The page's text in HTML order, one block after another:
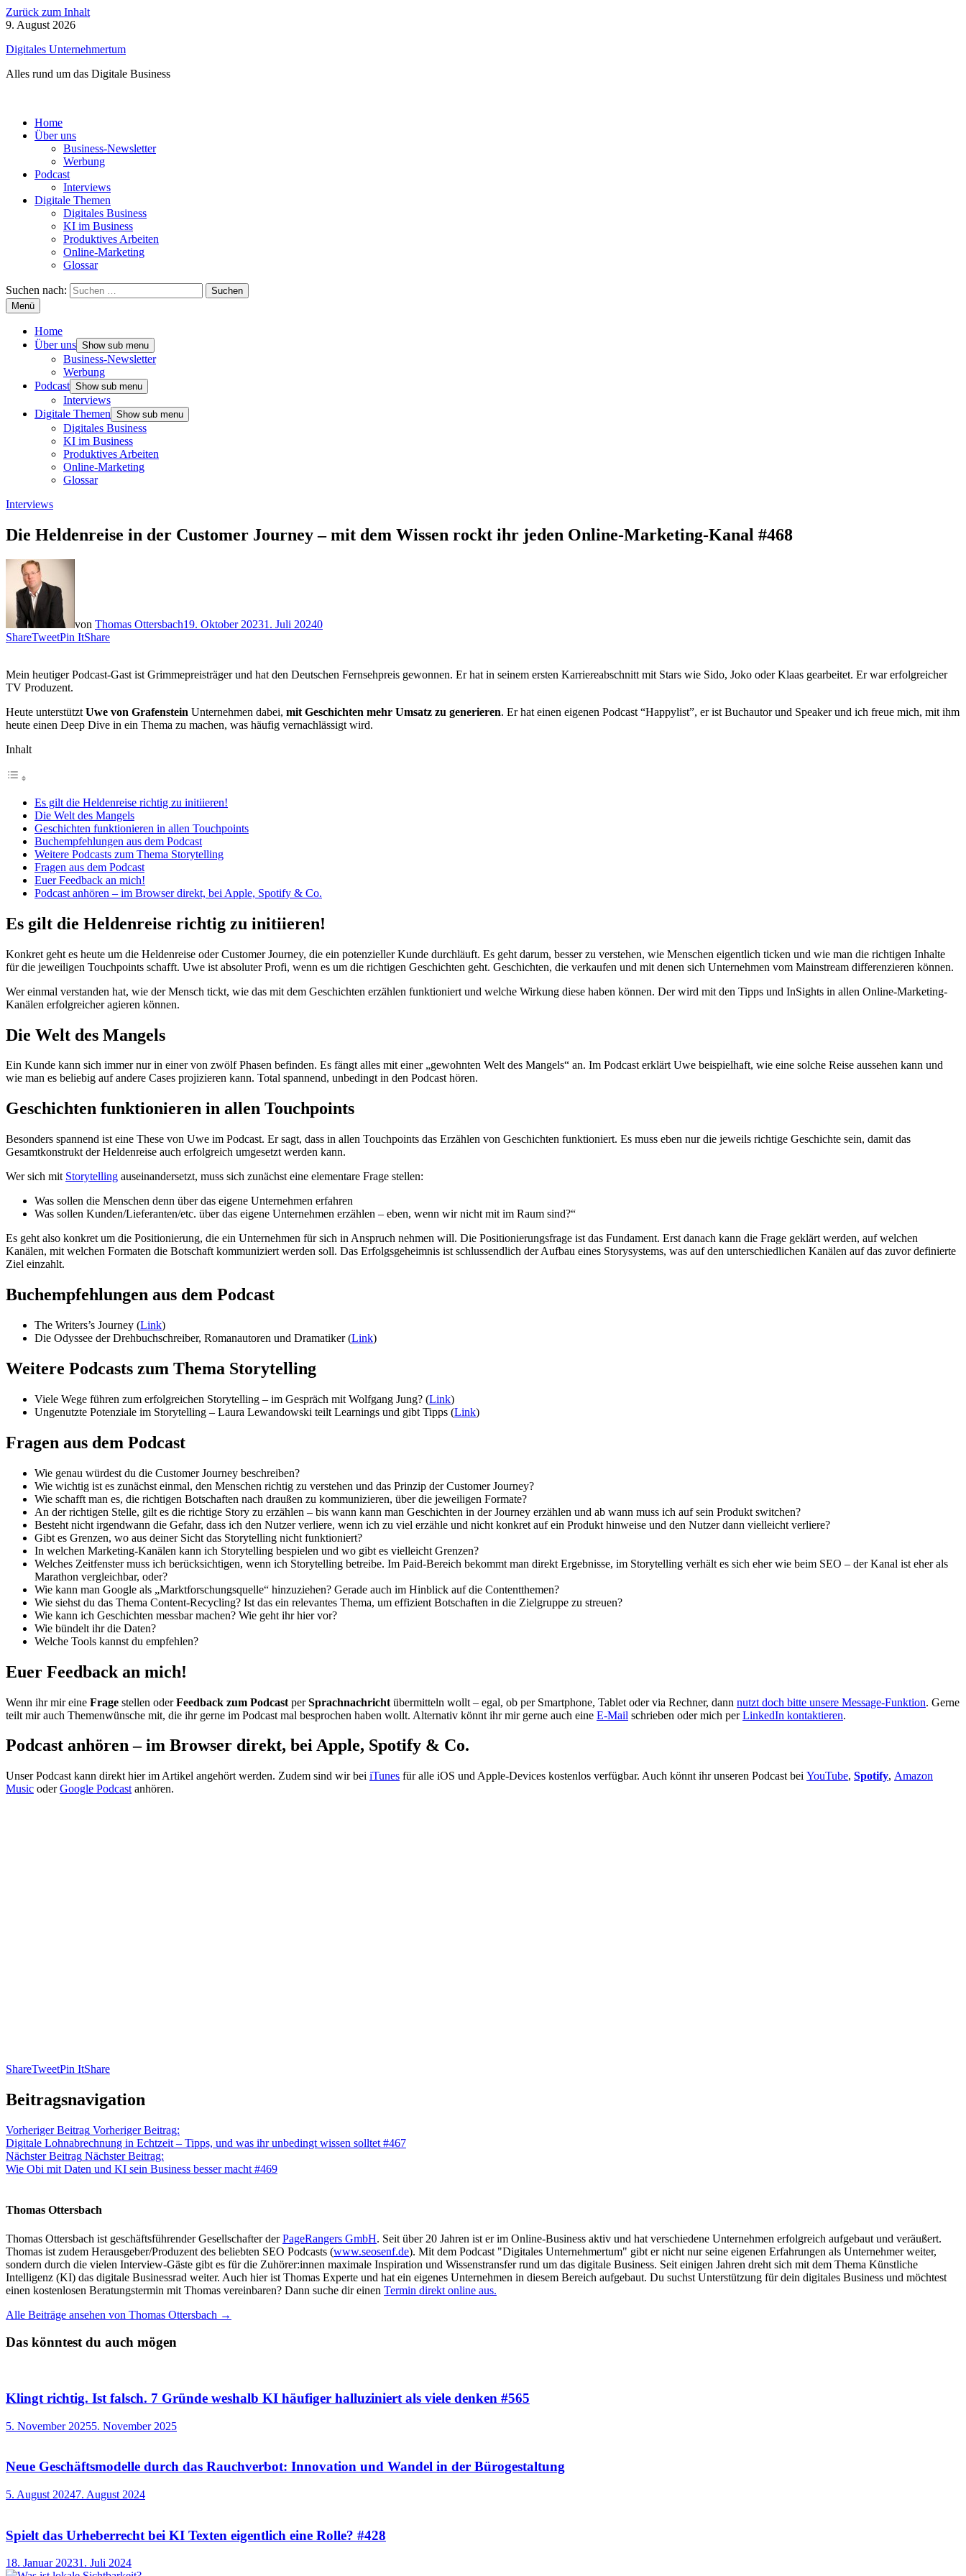
Zurück zum Inhalt
9. August 2026
Digitales Unternehmertum
Alles rund um das Digitale Business
Home
Über uns
Business-Newsletter
Werbung
Podcast
Interviews
Digitale Themen
Digitales Business
KI im Business
Produktives Arbeiten
Online-Marketing
Glossar
Suchen nach:
Menü
Home
Über uns Show sub menu
Business-Newsletter
Werbung
Podcast Show sub menu
Interviews
Digitale Themen Show sub menu
Digitales Business
KI im Business
Produktives Arbeiten
Online-Marketing
Glossar
Interviews
Die Heldenreise in der Customer Journey – mit dem Wissen rockt ihr jeden Online-Marketing-Kanal #468
von Thomas Ottersbach19. Oktober 20231. Juli 20240
ShareTweetPin ItShare
Mein heutiger Podcast-Gast ist Grimmepreisträger und hat den Deutschen Fernsehpreis gewonnen. Er hat in seinem ersten Karriereabschnitt mit Stars wie Sido, Joko oder Klaas gearbeitet. Er war erfolgreicher
TV Produzent.
Heute unterstützt Uwe von Grafenstein Unternehmen dabei, mit Geschichten mehr Umsatz zu generieren. Er hat einen eigenen Podcast “Happylist”, er ist Buchautor und Speaker und ich freue mich, mit ihm
heute einen Deep Dive in ein Thema zu machen, was häufig vernachlässigt wird.
Inhalt
Es gilt die Heldenreise richtig zu initiieren!
Die Welt des Mangels
Geschichten funktionieren in allen Touchpoints
Buchempfehlungen aus dem Podcast
Weitere Podcasts zum Thema Storytelling
Fragen aus dem Podcast
Euer Feedback an mich!
Podcast anhören – im Browser direkt, bei Apple, Spotify & Co.
Es gilt die Heldenreise richtig zu initiieren!
Konkret geht es heute um die Heldenreise oder Customer Journey, die ein potenzieller Kunde durchläuft. Es geht darum, besser zu verstehen, wie Menschen eigentlich ticken und wie man die richtigen Inhalte
für die jeweiligen Touchpoints schafft. Uwe ist absoluter Profi, wenn es um die richtigen Geschichten geht. Geschichten, die verkaufen und mit denen sich Unternehmen vom Mainstream differenzieren können.
Wer einmal verstanden hat, wie der Mensch tickt, wie das mit dem Geschichten erzählen funktioniert und welche Wirkung diese haben können. Der wird mit den Tipps und InSights in allen Online-Marketing-
Kanälen erfolgreicher agieren können.
Die Welt des Mangels
Ein Kunde kann sich immer nur in einer von zwölf Phasen befinden. Es fängt alles mit einer „gewohnten Welt des Mangels“ an. Im Podcast erklärt Uwe beispielhaft, wie eine solche Reise aussehen kann und
wie man es beliebig auf andere Cases projizieren kann. Total spannend, unbedingt in den Podcast hören.
Geschichten funktionieren in allen Touchpoints
Besonders spannend ist eine These von Uwe im Podcast. Er sagt, dass in allen Touchpoints das Erzählen von Geschichten funktioniert. Es muss eben nur die jeweils richtige Geschichte sein, damit das
Gesamtkonstrukt der Heldenreise auch erfolgreich umgesetzt werden kann.
Wer sich mit Storytelling auseinandersetzt, muss sich zunächst eine elementare Frage stellen:
Was sollen die Menschen denn über das eigene Unternehmen erfahren
Was sollen Kunden/Lieferanten/etc. über das eigene Unternehmen erzählen – eben, wenn wir nicht mit im Raum sind?“
Es geht also konkret um die Positionierung, die ein Unternehmen für sich in Anspruch nehmen will. Die Positionierungsfrage ist das Fundament. Erst danach kann die Frage geklärt werden, auf welchen
Kanälen, mit welchen Formaten die Botschaft kommuniziert werden soll. Das Erfolgsgeheimnis ist schlussendlich der Aufbau eines Storysystems, was auf den unterschiedlichen Kanälen auf das zuvor definierte
Ziel einzahlt.
Buchempfehlungen aus dem Podcast
The Writers’s Journey (Link)
Die Odyssee der Drehbuchschreiber, Romanautoren und Dramatiker (Link)
Weitere Podcasts zum Thema Storytelling
Viele Wege führen zum erfolgreichen Storytelling – im Gespräch mit Wolfgang Jung? (Link)
Ungenutzte Potenziale im Storytelling – Laura Lewandowski teilt Learnings und gibt Tipps (Link)
Fragen aus dem Podcast
Wie genau würdest du die Customer Journey beschreiben?
Wie wichtig ist es zunächst einmal, den Menschen richtig zu verstehen und das Prinzip der Customer Journey?
Wie schafft man es, die richtigen Botschaften nach draußen zu kommunizieren, über die jeweiligen Formate?
An der richtigen Stelle, gilt es die richtige Story zu erzählen – bis wann kann man Geschichten in der Journey erzählen und ab wann muss ich auf sein Produkt switchen?
Besteht nicht irgendwann die Gefahr, dass ich den Nutzer verliere, wenn ich zu viel erzähle und nicht konkret auf ein Produkt hinweise und den Nutzer dann vielleicht verliere?
Gibt es Grenzen, wo aus deiner Sicht das Storytelling nicht funktioniert?
In welchen Marketing-Kanälen kann ich Storytelling bespielen und wo gibt es vielleicht Grenzen?
Welches Zeitfenster muss ich berücksichtigen, wenn ich Storytelling betreibe. Im Paid-Bereich bekommt man direkt Ergebnisse, im Storytelling verhält es sich eher wie beim SEO – der Kanal ist eher als
Marathon vergleichbar, oder?
Wie kann man Google als „Marktforschungsquelle“ hinzuziehen? Gerade auch im Hinblick auf die Contentthemen?
Wie siehst du das Thema Content-Recycling? Ist das ein relevantes Thema, um effizient Botschaften in die Zielgruppe zu streuen?
Wie kann ich Geschichten messbar machen? Wie geht ihr hier vor?
Wie bündelt ihr die Daten?
Welche Tools kannst du empfehlen?
Euer Feedback an mich!
Wenn ihr mir eine Frage stellen oderFeedback zum Podcast perSprachnachricht übermitteln wollt – egal, ob per Smartphone, Tablet oder via Rechner, dann nutzt doch bitte unsere Message-Funktion. Gerne
teilt mir auch Themenwünsche mit, die ihr gerne im Podcast mal besprochen haben wollt. Alternativ könnt ihr mir gerne auch eine E-Mail schrieben oder mich perLinkedIn kontaktieren.
Podcast anhören – im Browser direkt, bei Apple, Spotify & Co.
Unser Podcast kann direkt hier im Artikel angehört werden. Zudem sind wir bei iTunes für alle iOS und Apple-Devices kostenlos verfügbar. Auch könnt ihr unseren Podcast bei YouTube, Spotify, Amazon
Music oderGoogle Podcast anhören.
ShareTweetPin ItShare
Beitragsnavigation
Vorheriger Beitrag Vorheriger Beitrag:
Digitale Lohnabrechnung in Echtzeit – Tipps, und was ihr unbedingt wissen solltet #467
Nächster Beitrag Nächster Beitrag:
Wie Obi mit Daten und KI sein Business besser macht #469
Thomas Ottersbach
Thomas Ottersbach ist geschäftsführender Gesellschafter derPageRangers GmbH. Seit über 20 Jahren ist er im Online-Business aktiv und hat verschiedene Unternehmen erfolgreich aufgebaut und veräußert.
Thomas ist zudem Herausgeber/Produzent des beliebten SEO Podcasts (www.seosenf.de). Mit dem Podcast "Digitales Unternehmertum" gibt er nicht nur seine eigenen Erfahrungen als Unternehmer weiter,
sondern durch die vielen Interview-Gäste gibt es für die Zuhörer:innen maximale Inspiration und Wissenstransfer rund um das digitale Business. Seit einigen Jahren dreht sich mit dem Thema Künstliche
Intelligenz (KI) das digitale Businessrad weiter. Auch hier ist Thomas Experte und hat ein eigenes Unternehmen in diesem Bereich aufgebaut. Du suchst Unterstützung für dein digitales Business und möchtest
einen kostenlosen Beratungstermin mit Thomas vereinbaren? Dann suche dir einen Termin direkt online aus.
Alle Beiträge ansehen von Thomas Ottersbach →
Das könntest du auch mögen
Klingt richtig. Ist falsch. 7 Gründe weshalb KI häufiger halluziniert als viele denken #565
5. November 20255. November 2025
Neue Geschäftsmodelle durch das Rauchverbot: Innovation und Wandel in der Bürogestaltung
5. August 20247. August 2024
Spielt das Urheberrecht bei KI Texten eigentlich eine Rolle? #428
18. Januar 20231. Juli 2024